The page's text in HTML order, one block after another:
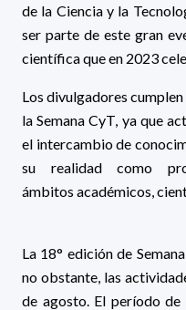
de la Ciencia y la
ser parte de este gran
científica que en 2023
Los divulgadores
la Semana CyT, ya que
el intercambio de
su realidad como
ámbitos académicos,
La 18° edición de
no obstante, las
de agosto. El período